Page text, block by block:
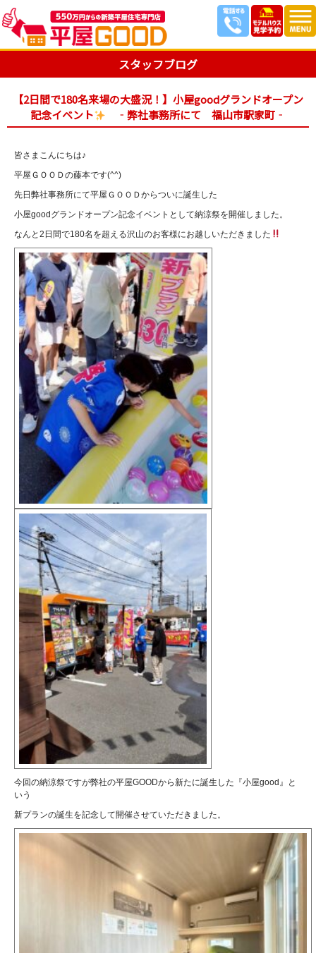
スタッフブログ
【2日間で180名来場の大盛況！】小屋goodグランドオープン
記念イベント
‐弊社事務所にて 福山市駅家町‐
皆さまこんにちは♪
平屋ＧＯＯＤの藤本です(^^)
先日弊社事務所にて平屋ＧＯＯＤからついに誕生した
小屋goodグランドオープン記念イベントとして納涼祭を開催しました。
なんと2日間で180名を超える沢山のお客様にお越しいただきました
今回の納涼祭ですが弊社の平屋GOODから新たに誕生した『小屋good』と
いう
新プランの誕生を記念して開催させていただきました。